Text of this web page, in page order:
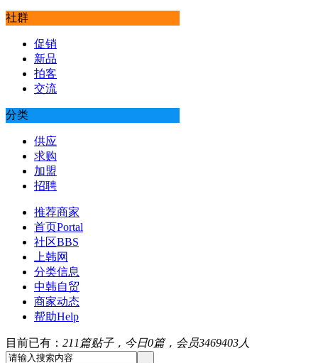
社群
促销
新品
拍客
交流
分类
供应
求购
加盟
招聘
推荐商家
首页Portal
社区BBS
上韩网
分类信息
中韩自贸
商家动态
帮助Help
目前已有： 211篇贴子，今日0篇，会员3469403人